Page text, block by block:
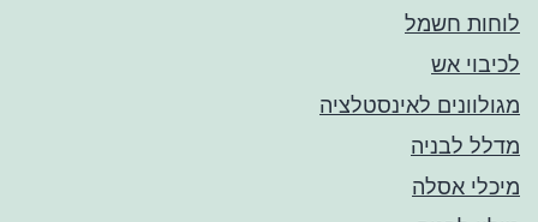
לוחות חשמל
לכיבוי אש
מגולוונים לאינסטלציה
מדלל לבניה
מיכלי אסלה